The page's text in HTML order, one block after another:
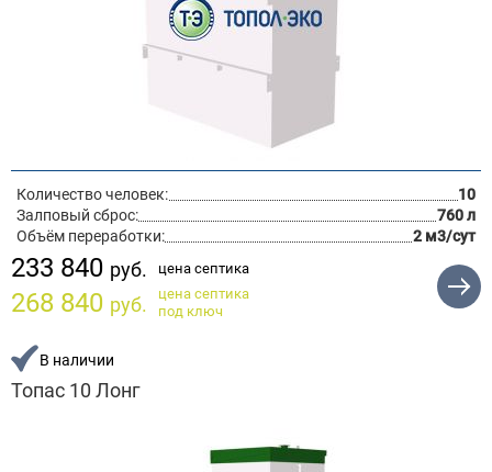
Количество человек:
10
Залповый сброс:
760 л
Объём переработки:
2 м3/сут
233 840 руб. цена септика
268 840 руб.
цена септика
под ключ
В наличии
Топас 10 Лонг